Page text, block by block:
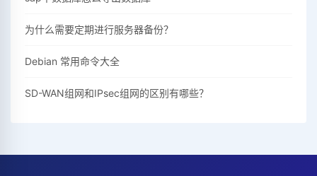
为什么需要定期进行服务器备份？
Debian 常用命令大全
SD-WAN组网和IPsec组网的区别有哪些？